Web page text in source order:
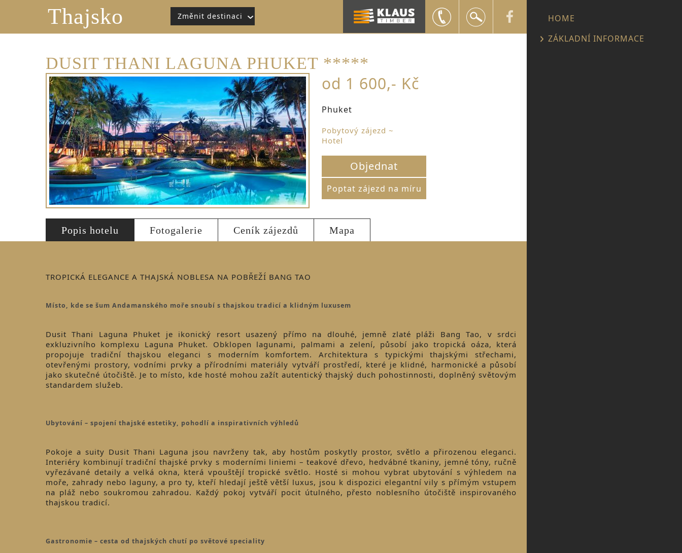
Thajsko Změnit destinaci
+420 602 552 624
info@snailtravel.czHOME
ZÁKLADNÍ INFORMACE
DUSIT THANI LAGUNA PHUKET *****
od 1 600,- Kč
Phuket
Pobytový zájezd ~
Hotel
Objednat
Poptat zájezd na míru
Popis hotelu Fotogalerie Ceník zájezdů Mapa
TROPICKÁ ELEGANCE A THAJSKÁ NOBLESA NA POBŘEŽÍ BANG TAO
Místo, kde se šum Andamanského moře snoubí s thajskou tradicí a klidným luxusem
Dusit Thani Laguna Phuket je ikonický resort usazený přímo na dlouhé, jemně zlaté pláži Bang Tao, v srdci
exkluzivního komplexu Laguna Phuket. Obklopen lagunami, palmami a zelení, působí jako tropická oáza, která
propojuje tradiční thajskou eleganci s moderním komfortem. Architektura s typickými thajskými střechami,
otevřenými prostory, vodními prvky a přírodními materiály vytváří prostředí, které je klidné, harmonické a působí
jako skutečné útočiště. Je to místo, kde hosté mohou zažít autentický thajský duch pohostinnosti, doplněný světovým
standardem služeb.
Ubytování – spojení thajské estetiky, pohodlí a inspirativních výhledů
Pokoje a suity Dusit Thani Laguna jsou navrženy tak, aby hostům poskytly prostor, světlo a přirozenou eleganci.
Interiéry kombinují tradiční thajské prvky s moderními liniemi – teakové dřevo, hedvábné tkaniny, jemné tóny, ručně
vyřezávané detaily a velká okna, která vpouštějí tropické světlo. Hosté si mohou vybrat ubytování s výhledem na
moře, zahrady nebo laguny, a pro ty, kteří hledají ještě větší luxus, jsou k dispozici elegantní vily s přímým vstupem
na pláž nebo soukromou zahradou. Každý pokoj vytváří pocit útulného, přesto noblesního útočiště inspirovaného
thajskou tradicí.
Gastronomie – cesta od thajských chutí po světové speciality